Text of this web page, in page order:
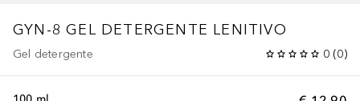
GYN-8 GEL DETERGENTE LENITIVO
Gel detergente 0 (0)